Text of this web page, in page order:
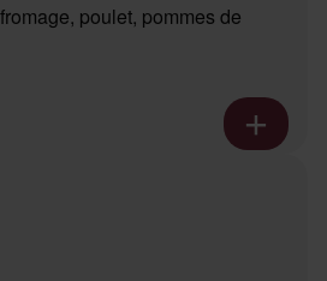
poulet, pommes de